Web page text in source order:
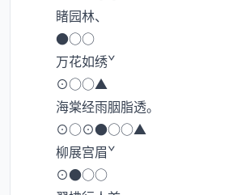
睹园林、
●○○
万花如绣ˇ
⊙○○▲
海棠经雨胭脂透。
⊙○⊙●○○▲
柳展宫眉ˇ
⊙●○○